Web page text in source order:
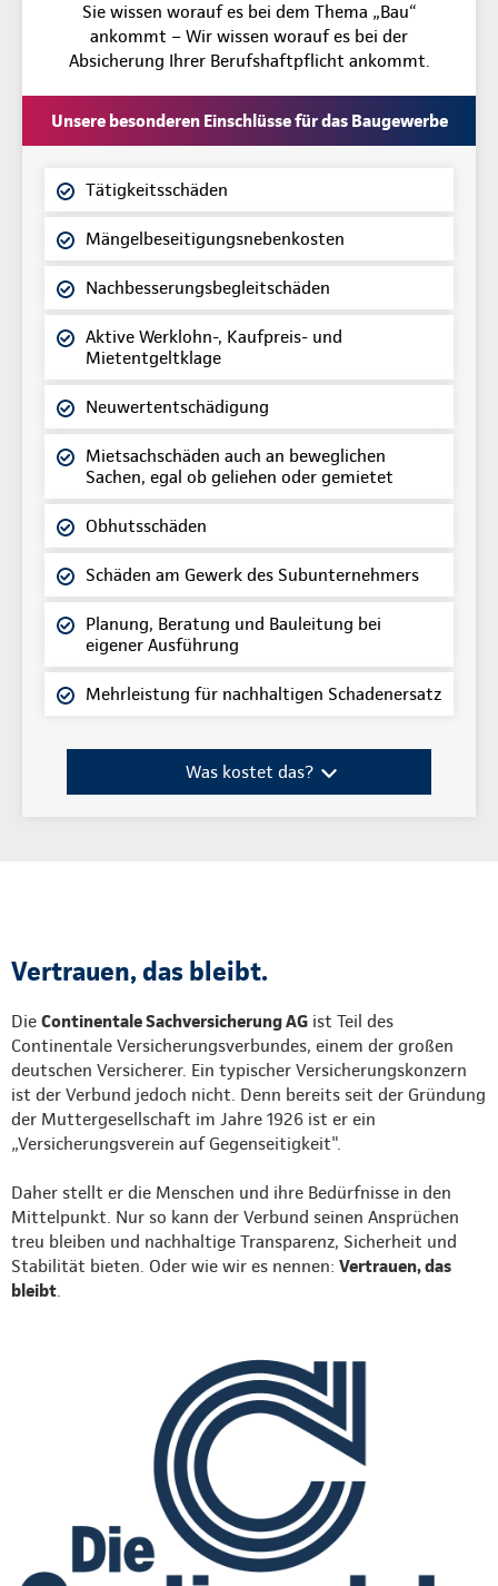
Sie wissen worauf es bei dem Thema „Bau“
ankommt – Wir wissen worauf es bei der
Absicherung Ihrer Berufshaftpflicht ankommt.
Unsere besonderen Einschlüsse für das Baugewerbe
Tätigkeitsschäden
Mängelbeseitigungsnebenkosten
Nachbesserungsbegleitschäden
Aktive Werklohn-, Kaufpreis- und
Mietentgeltklage
Neuwertentschädigung
Mietsachschäden auch an beweglichen
Sachen, egal ob geliehen oder gemietet
Obhutsschäden
Schäden am Gewerk des Subunternehmers
Planung, Beratung und Bauleitung bei
eigener Ausführung
Mehrleistung für nachhaltigen Schadenersatz
Was kostet das?
Vertrauen, das bleibt.
Die Continentale Sachversicherung AG ist Teil des
Continentale Versicherungsverbundes, einem der großen
deutschen Versicherer. Ein typischer Versicherungskonzern
ist der Verbund jedoch nicht. Denn bereits seit der Gründung
der Muttergesellschaft im Jahre 1926 ist er ein
„Versicherungsverein auf Gegenseitigkeit".
Daher stellt er die Menschen und ihre Bedürfnisse in den
Mittelpunkt. Nur so kann der Verbund seinen Ansprüchen
treu bleiben und nachhaltige Transparenz, Sicherheit und
Stabilität bieten. Oder wie wir es nennen: Vertrauen, das
bleibt.